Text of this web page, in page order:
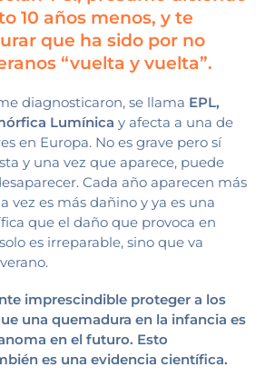
10 años menos, y te
que ha sido por no
“vuelta y vuelta”.
diagnosticaron, se llama EPL,
Lumínica y afecta a una de
en Europa. No es grave pero sí
y una vez que aparece, puede
Cada año aparecen más
vez es más dañino y ya es una
que el daño que provoca en
es irreparable, sino que va
imprescindible proteger a los
una quemadura en la infancia es
en el futuro. Esto
es una evidencia científica.